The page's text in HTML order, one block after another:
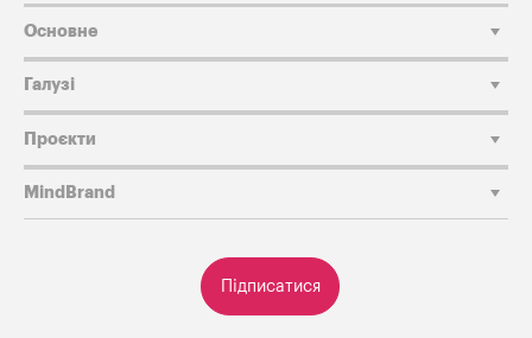
Підписатися
Основне
Галузі
Проєкти
MindBrand